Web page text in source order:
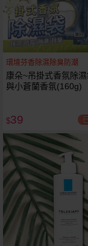
環境芬香除濕除臭防潮
康朵~吊掛式香氛除
與小蒼蘭香氛(160g)
$39